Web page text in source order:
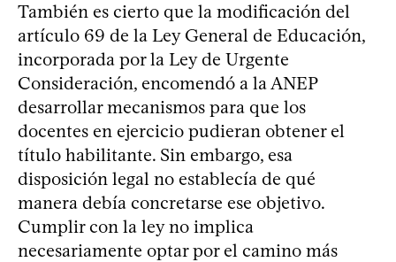
También es cierto que la modificación del
artículo 69 de la Ley General de Educación,
incorporada por la Ley de Urgente
Consideración, encomendó a la ANEP
desarrollar mecanismos para que los
docentes en ejercicio pudieran obtener el
título habilitante. Sin embargo, esa
disposición legal no establecía de qué
manera debía concretarse ese objetivo.
Cumplir con la ley no implica
necesariamente optar por el camino más